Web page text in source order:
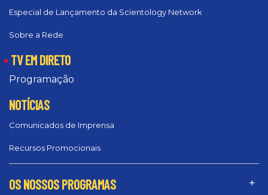
Especial de Lançamento da Scientology Network
Sobre a Rede
TV EM DIRETO
Programação
NOTÍCIAS
Comunicados de Imprensa
Recursos Promocionais
OS NOSSOS PROGRAMAS